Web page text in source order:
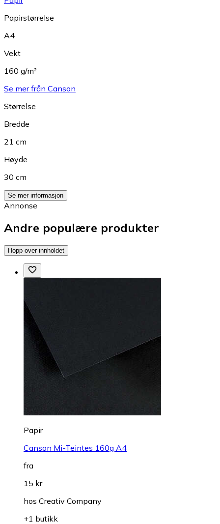
Papirstørrelse
A4
Vekt
160 g/m²
Se mer från Canson
Størrelse
Bredde
21 cm
Høyde
30 cm
Se mer informasjon
Annonse
Andre populære produkter
Hopp over innholdet
Papir
Canson Mi-Teintes 160g A4
fra
15 kr
hos Creativ Company
+1 butikk